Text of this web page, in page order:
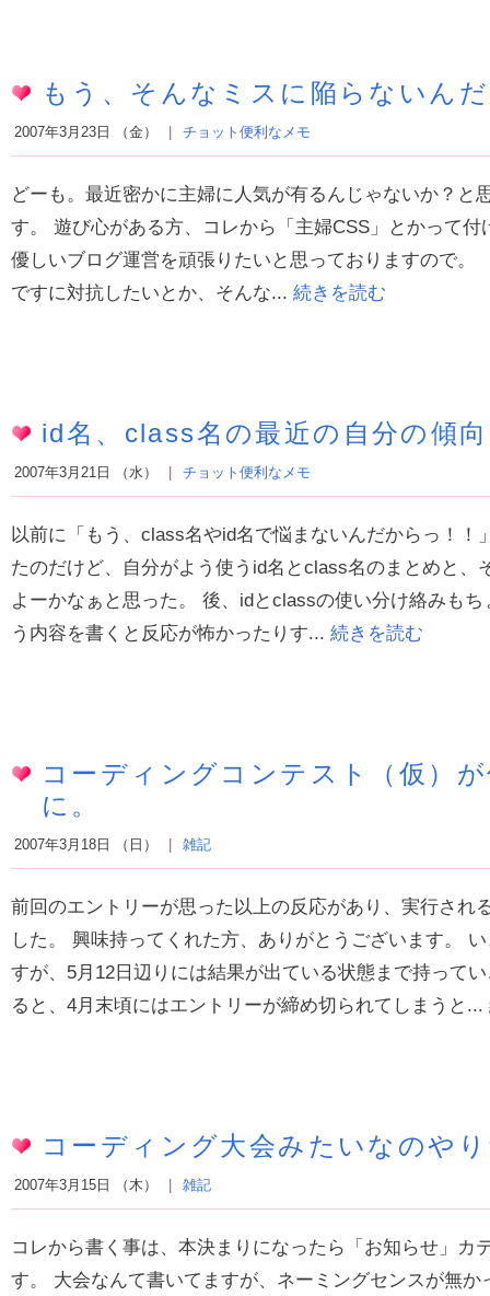
もう、そんなミスに陥らないん
2007年3月23日 （金） チョット便利なメモ
どーも。最近密かに主婦に人気が有るんじゃないか？と
す。 遊び心がある方、コレから「主婦CSS」とかって
優しいブログ運営を頑張りたいと思っておりますので。
ですに対抗したいとか、そんな... 続きを読む
id名、class名の最近の自分の傾向
2007年3月21日 （水） チョット便利なメモ
以前に「もう、class名やid名で悩まないんだからっ！！
たのだけど、自分がよう使うid名とclass名のまとめと、
よーかなぁと思った。 後、idとclassの使い分け絡みも
う内容を書くと反応が怖かったりす... 続きを読む
コーディングコンテスト（仮）
に。
2007年3月18日 （日） 雑記
前回のエントリーが思った以上の反応があり、実行され
した。 興味持ってくれた方、ありがとうございます。
すが、5月12日辺りには結果が出ている状態まで持って
ると、4月末頃にはエントリーが締め切られてしまうと...
コーディング大会みたいなのや
2007年3月15日 （木） 雑記
コレから書く事は、本決まりになったら「お知らせ」カ
す。 大会なんて書いてますが、ネーミングセンスが無か